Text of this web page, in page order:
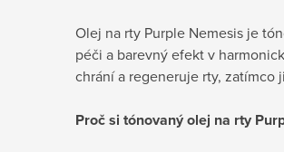
Olej na rty Purple Nemesis je
péči a barevný efekt v
chrání a regeneruje rty, zatímco
Proč si tónovaný olej na rty